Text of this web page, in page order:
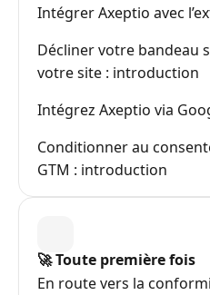
Intégrer Axeptio avec
Décliner votre bandeau
votre site : introduction
Intégrez Axeptio via
Conditionner au
GTM : introduction
🚀 Toute première fois
En route vers la